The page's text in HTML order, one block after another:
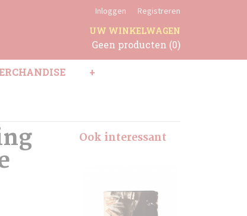
Inloggen Registreren
UW WINKELWAGEN
Geen producten (0)
+
Ook interessant